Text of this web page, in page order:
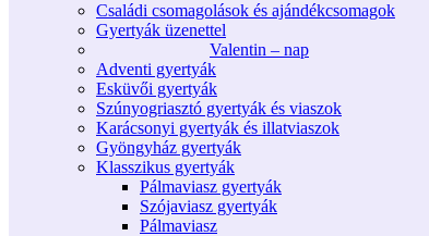
Családi csomagolások és ajándékcsomagok
Gyertyák üzenettel
Valentin – nap
Adventi gyertyák
Esküvői gyertyák
Szúnyogriasztó gyertyák és viaszok
Karácsonyi gyertyák és illatviaszok
Gyöngyház gyertyák
Klasszikus gyertyák
Pálmaviasz gyertyák
Szójaviasz gyertyák
Pálmaviasz